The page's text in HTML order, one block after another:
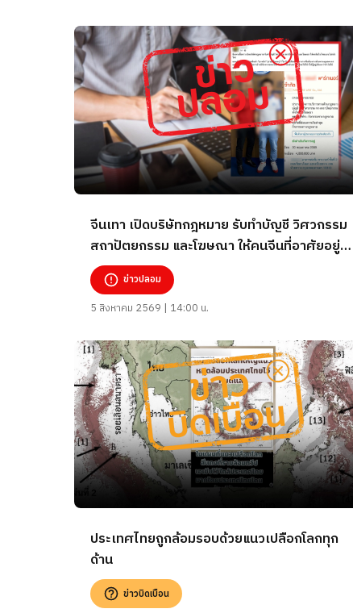
จีนเทา เปิดบริษัทกฎหมาย รับทำบัญชี วิศวกรรม
สถาปัตยกรรม และโฆษณา ให้คนจีนที่อาศัยอยู่ใน
ไทยแบบไม่กลัวใคร
ข่าวปลอม
5 สิงหาคม 2569 | 14:00 น.
ประเทศไทยถูกล้อมรอบด้วยแนวเปลือกโลกทุก
ด้าน
ข่าวบิดเบือน